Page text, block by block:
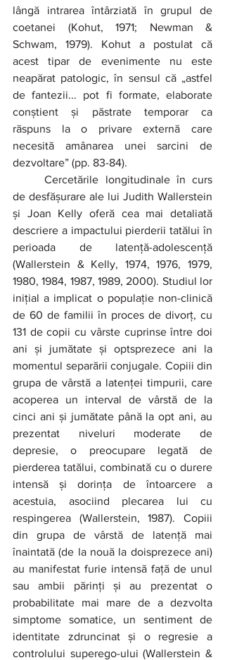
lângă intrarea întârziată în grupul de
coetanei (Kohut, 1971; Newman &
Schwam, 1979). Kohut a postulat că
acest tipar de evenimente nu este
neapărat patologic, în sensul că „astfel
de fantezii... pot fi formate, elaborate
conștient și păstrate temporar ca
răspuns la o privare externă care
necesită amânarea unei sarcini de
dezvoltare” (pp. 83-84).
	Cercetările longitudinale în curs
de desfășurare ale lui Judith Wallerstein
și Joan Kelly oferă cea mai detaliată
descriere a impactului pierderii tatălui în
perioada de latență-adolescență
(Wallerstein & Kelly, 1974, 1976, 1979,
1980, 1984, 1987, 1989, 2000). Studiul lor
inițial a implicat o populație non-clinică
de 60 de familii în proces de divorț, cu
131 de copii cu vârste cuprinse între doi
ani și jumătate și optsprezece ani la
momentul separării conjugale. Copiii din
grupa de vârstă a latenței timpurii, care
acoperea un interval de vârstă de la
cinci ani și jumătate până la opt ani, au
prezentat niveluri moderate de
depresie, o preocupare legată de
pierderea tatălui, combinată cu o durere
intensă și dorința de întoarcere a
acestuia, asociind plecarea lui cu
respingerea (Wallerstein, 1987). Copiii
din grupa de vârstă de latență mai
înaintată (de la nouă la doisprezece ani)
au manifestat furie intensă față de unul
sau ambii părinți și au prezentat o
probabilitate mai mare de a dezvolta
simptome somatice, un sentiment de
identitate zdruncinat și o regresie a
controlului superego-ului (Wallerstein &